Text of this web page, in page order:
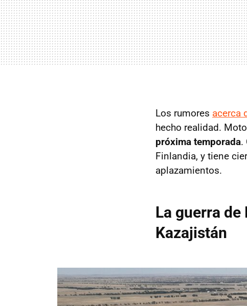
Los rumores acerca
hecho realidad.
próxima temporada.
Finlandia, y tiene
aplazamientos.
La guerra
Kazajistán